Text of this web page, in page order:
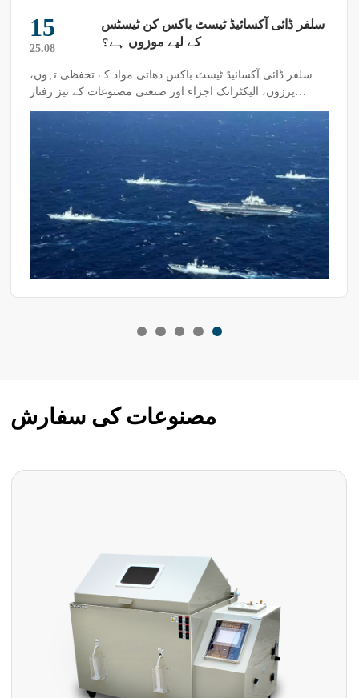
28
25.06
نئی مہارت سیکھیں: سینڈ ڈسٹ (ریت اور
دھول) ٹیسٹ باکس میں ٹیسٹنگ ڈسٹ
سینڈ ڈسٹ ٹیسٹ باکس ریت اور دھول کے ماحول کی نقل کر کے
نمونے کی حفاظتی کارکردگی کی جانچ کرتا ہے۔ آلے کو ریت اور
ضرورت ہوتی ہے۔ فی الحال، استعمال ہونے والی عام ڈسٹ
ٹیلکم پاؤڈر ہے۔ ٹیسٹ کے نتائج کو زیادہ درست بنانے کے لیے،
عملے کو باقاعدگی سے ٹیسٹنگ ڈسٹ تبدیل کرنے کی ضرورت
ہے۔ ڈسٹ تبدیل کرنے کے مراحل کیا ہیں؟ آج ہم آپ کے ساتھ
سینڈ ڈسٹ ٹیسٹ باکس میں ٹیسٹنگ ڈسٹ تبدیل کرنے کا طریقہ
شیئر کر رہے ہیں۔
مصنوعات کی سفارش